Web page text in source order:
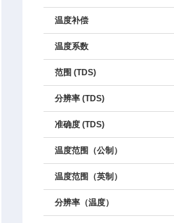
温度补偿
温度系数
范围 (TDS)
分辨率 (TDS)
准确度 (TDS)
温度范围（公制）
温度范围（英制）
分辨率（温度）